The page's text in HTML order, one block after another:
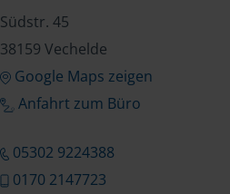
Südstr. 45
38159 Vechelde
Google Maps zeigen
Anfahrt zum Büro
05302 9224388
0170 2147723